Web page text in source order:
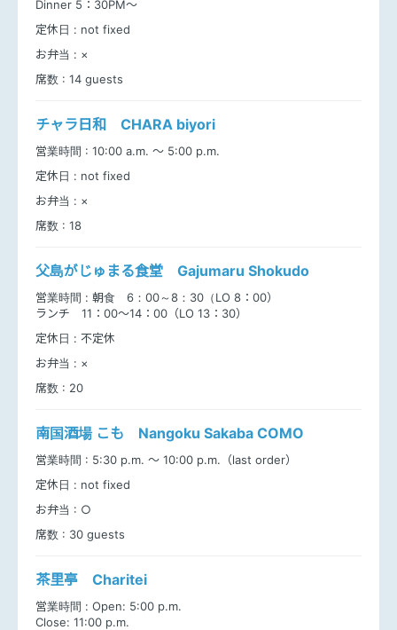
Dinner 5：30PM～
定休日 : not fixed
お弁当 : ×
席数 : 14 guests
チャラ日和 CHARA biyori
営業時間 : 10:00 a.m. ～ 5:00 p.m.
定休日 : not fixed
お弁当 : ×
席数 : 18
父島がじゅまる食堂 Gajumaru Shokudo
営業時間 : 朝食 6：00～8：30（LO 8：00）
ランチ 11：00～14：00（LO 13：30）
定休日 : 不定休
お弁当 : ×
席数 : 20
南国酒場 こも Nangoku Sakaba COMO
営業時間 : 5:30 p.m. ～ 10:00 p.m.（last order）
定休日 : not fixed
お弁当 : ○
席数 : 30 guests
茶里亭 Charitei
営業時間 : Open: 5:00 p.m.
Close: 11:00 p.m.